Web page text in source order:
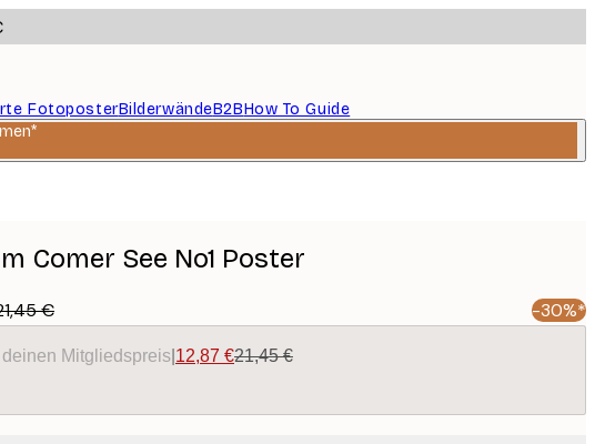
FotoposterBilderwändeB2BHow To Guide
Comer See No1 Poster
€ -30%*
Mitgliedspreis 12,87 €21,45 €